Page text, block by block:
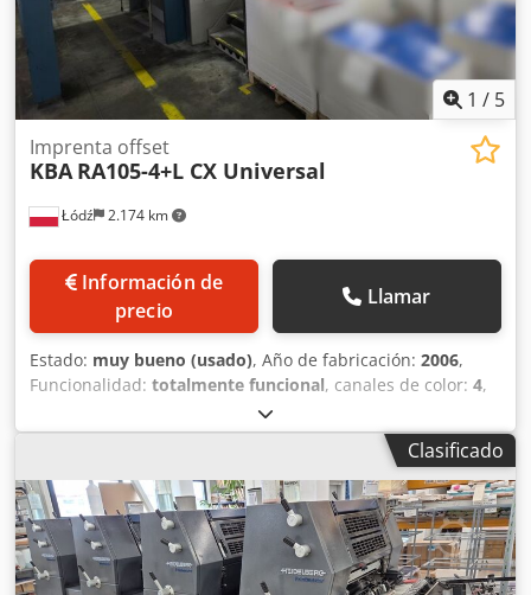
1 / 5
Łódź 2.174 km
Imprenta offset
KBA RA105-4+L CX Universal
Información de
precio
Llamar
Estado: muy bueno (usado), Año de fabricación: 2006,
Funcionalidad: totalmente funcional, canales de color: 4,
Aproximadamente 86 millones de impresiones. Versión CX.
Alimentador de funcionamiento continuo. Impresión a una
cara 4+0. Plancha SAPC. Limpieza automática. Registro
automático. Sistema de secado rápido KBA RapidDry.
Crodpfx Abeyr N D Ueyjf Recubrimiento. Barniz en polvo
Grafix. En producción. Disponible en julio/agosto de 2026.
Clasificado